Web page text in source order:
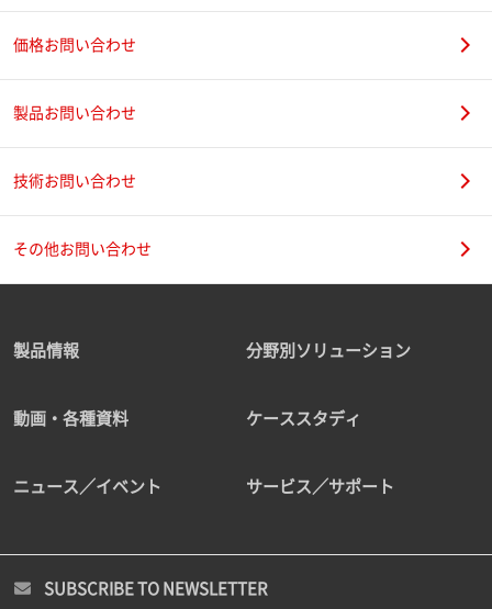
価格お問い合わせ
製品お問い合わせ
技術お問い合わせ
その他お問い合わせ
製品情報 分野別ソリューション
動画・各種資料 ケーススタディ
ニュース／イベント サービス／サポート
SUBSCRIBE TO NEWSLETTER